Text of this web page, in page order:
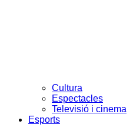
Cultura
Espectacles
Televisió i cinema
Esports